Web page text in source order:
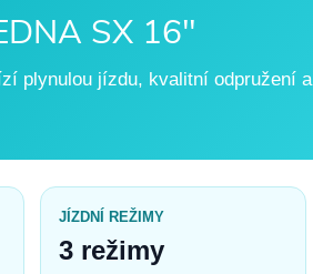
SX 16"
plynulou jízdu, kvalitní odpružení a
JÍZDNÍ REŽIMY
3 režimy